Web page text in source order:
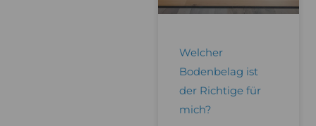
Welcher
Bodenbelag ist
der Richtige für
mich?